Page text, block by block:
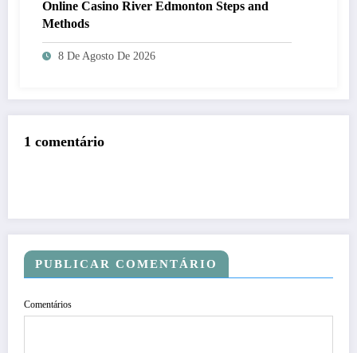
Online Casino River Edmonton Steps and
Methods
8 De Agosto De 2026
1 comentário
PUBLICAR COMENTÁRIO
Comentários